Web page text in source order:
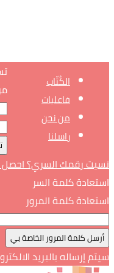
الكُتّاب
فاعليات
من نحن
راسلنا
نسيت رقمك السري؟
استعادة كلمة السر
استعادة كلمة المرور
سيتم إرساله بالبريد